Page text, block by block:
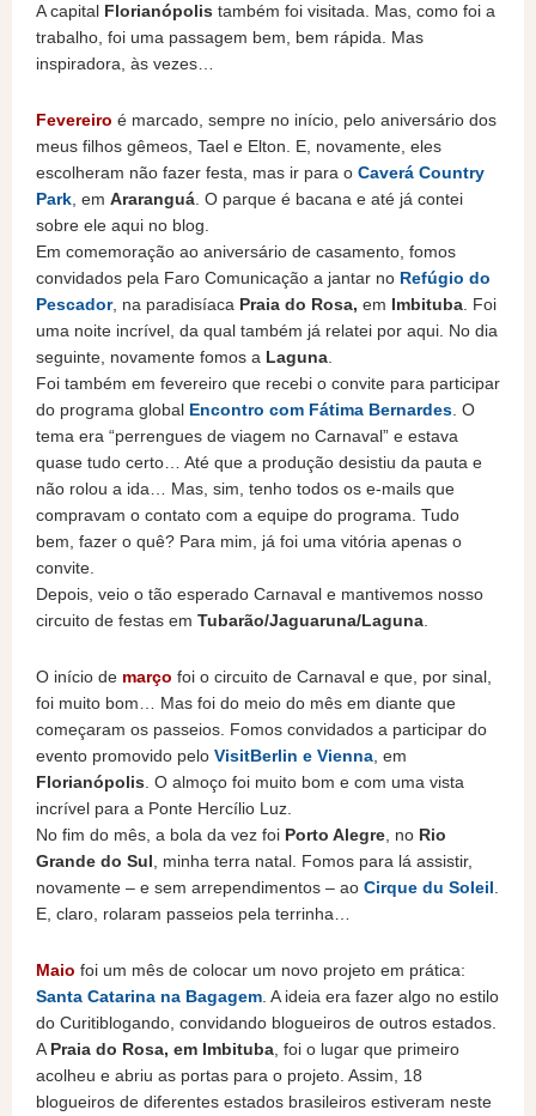
A capital Florianópolis também foi visitada. Mas, como foi a
trabalho, foi uma passagem bem, bem rápida. Mas
inspiradora, às vezes…
Fevereiro é marcado, sempre no início, pelo aniversário dos
meus filhos gêmeos, Tael e Elton. E, novamente, eles
escolheram não fazer festa, mas ir para o Caverá Country
Park, em Araranguá. O parque é bacana e até já contei
sobre ele aqui no blog.
Em comemoração ao aniversário de casamento, fomos
convidados pela Faro Comunicação a jantar no Refúgio do
Pescador, na paradisíaca Praia do Rosa, em Imbituba. Foi
uma noite incrível, da qual também já relatei por aqui. No dia
seguinte, novamente fomos a Laguna.
Foi também em fevereiro que recebi o convite para participar
do programa global Encontro com Fátima Bernardes. O
tema era “perrengues de viagem no Carnaval” e estava
quase tudo certo… Até que a produção desistiu da pauta e
não rolou a ida… Mas, sim, tenho todos os e-mails que
compravam o contato com a equipe do programa. Tudo
bem, fazer o quê? Para mim, já foi uma vitória apenas o
convite.
Depois, veio o tão esperado Carnaval e mantivemos nosso
circuito de festas em Tubarão/Jaguaruna/Laguna.
O início de março foi o circuito de Carnaval e que, por sinal,
foi muito bom… Mas foi do meio do mês em diante que
começaram os passeios. Fomos convidados a participar do
evento promovido pelo VisitBerlin e Vienna, em
Florianópolis. O almoço foi muito bom e com uma vista
incrível para a Ponte Hercílio Luz.
No fim do mês, a bola da vez foi Porto Alegre, no Rio
Grande do Sul, minha terra natal. Fomos para lá assistir,
novamente – e sem arrependimentos – ao Cirque du Soleil.
E, claro, rolaram passeios pela terrinha…
Maio foi um mês de colocar um novo projeto em prática:
Santa Catarina na Bagagem. A ideia era fazer algo no estilo
do Curitiblogando, convidando blogueiros de outros estados.
APraia do Rosa, em Imbituba, foi o lugar que primeiro
acolheu e abriu as portas para o projeto. Assim, 18
blogueiros de diferentes estados brasileiros estiveram neste